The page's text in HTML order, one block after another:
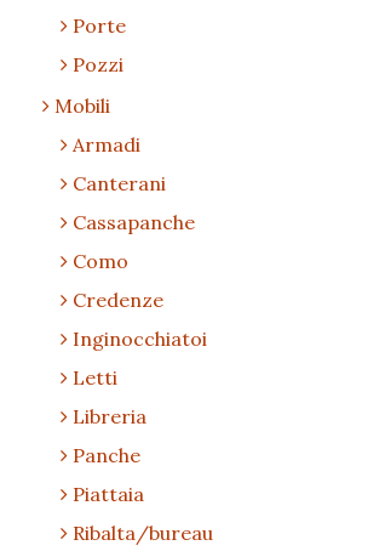
Porte
Pozzi
Mobili
Armadi
Canterani
Cassapanche
Como
Credenze
Inginocchiatoi
Letti
Libreria
Panche
Piattaia
Ribalta/bureau